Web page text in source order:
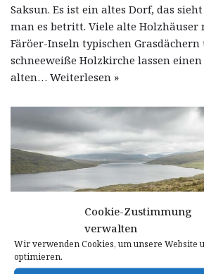
Cookie-Zustimmung
verwalten
Wir verwenden Cookies, um unsere Website
optimieren.
Saksun. Es ist ein altes Dorf, das
man es betritt. Viele alte Holzhäuser
Färöer-Inseln typischen Grasdächern
schneeweiße Holzkirche lassen
alten… Weiterlesen »